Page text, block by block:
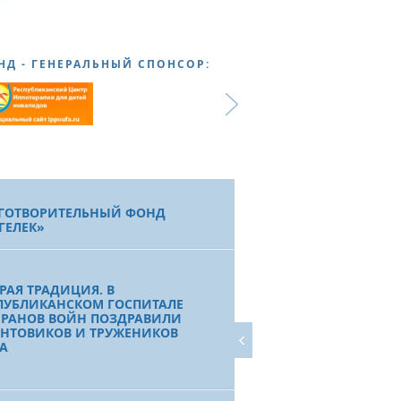
- ГЕНЕРАЛЬНЫЙ СПОНСОР:
ФОНД
ТРАДИЦИЯ. В
ГОСПИТАЛЕ
ВОЙН ПОЗДРАВИЛИ
И ТРУЖЕНИКОВ